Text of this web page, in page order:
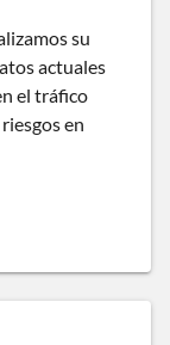
su
actuales
el tráfico
en